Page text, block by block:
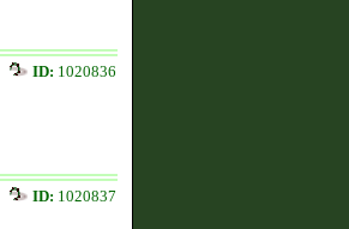
ID: 1020836
ID: 1020837